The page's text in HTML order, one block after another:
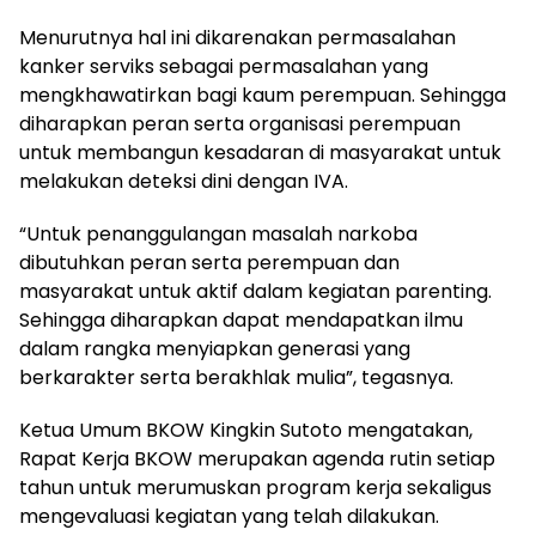
Menurutnya hal ini dikarenakan permasalahan
kanker serviks sebagai permasalahan yang
mengkhawatirkan bagi kaum perempuan. Sehingga
diharapkan peran serta organisasi perempuan
untuk membangun kesadaran di masyarakat untuk
melakukan deteksi dini dengan IVA.
“Untuk penanggulangan masalah narkoba
dibutuhkan peran serta perempuan dan
masyarakat untuk aktif dalam kegiatan parenting.
Sehingga diharapkan dapat mendapatkan ilmu
dalam rangka menyiapkan generasi yang
berkarakter serta berakhlak mulia”, tegasnya.
Ketua Umum BKOW Kingkin Sutoto mengatakan,
Rapat Kerja BKOW merupakan agenda rutin setiap
tahun untuk merumuskan program kerja sekaligus
mengevaluasi kegiatan yang telah dilakukan.